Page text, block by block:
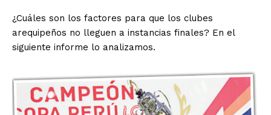
¿Cuáles son los factores para que los clubes
arequipeños no lleguen a instancias finales? En el
siguiente informe lo analizamos.